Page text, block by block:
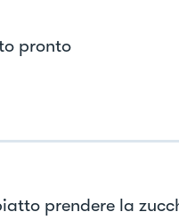
pronto
prendere la